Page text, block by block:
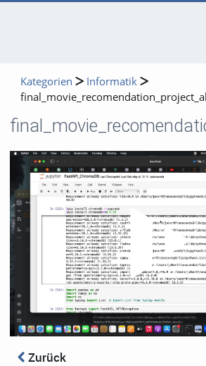
Kategorien
Informatik
Zurück